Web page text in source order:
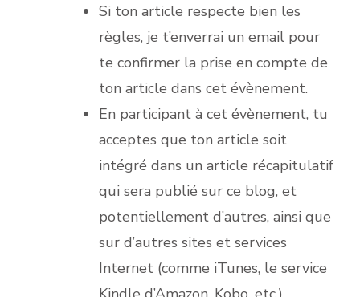
Si ton article respecte bien les
règles, je t’enverrai un email pour
te confirmer la prise en compte de
ton article dans cet évènement.
En participant à cet évènement, tu
acceptes que ton article soit
intégré dans un article récapitulatif
qui sera publié sur ce blog, et
potentiellement d’autres, ainsi que
sur d’autres sites et services
Internet (comme iTunes, le service